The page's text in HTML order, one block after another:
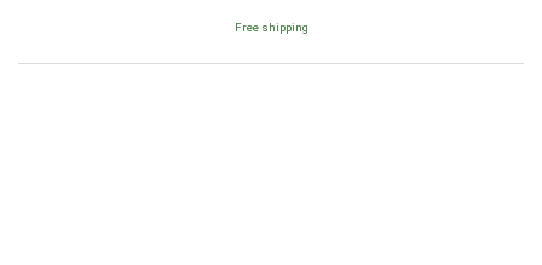
Free shipping